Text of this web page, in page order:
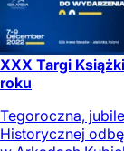
XXX Targi
roku
Tegoroczna,
Historycznej